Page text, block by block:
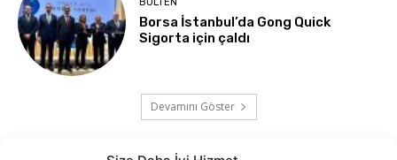
BÜLTEN
Borsa İstanbul’da Gong Quick
Sigorta için çaldı
Devamını Göster